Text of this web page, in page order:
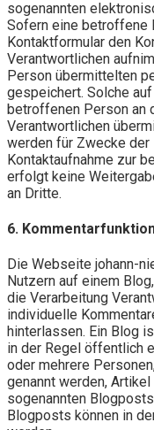
sogenannten
Sofern eine betroffene
Kontaktformular den
Verantwortlichen
Person übermittelten
gespeichert. Solche
betroffenen Person an
Verantwortlichen
werden für Zwecke
Kontaktaufnahme zur
erfolgt keine
an Dritte.
6.
Die Webseite johann-
Nutzern auf einem
die Verarbeitung
individuelle
hinterlassen. Ein Blog
in der Regel öffentlich
oder mehrere
genannt werden,
sogenannten
Blogposts können in